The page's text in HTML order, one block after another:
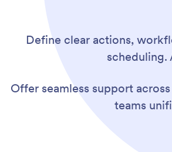
Define clear actions,
Offer seamless support
teams